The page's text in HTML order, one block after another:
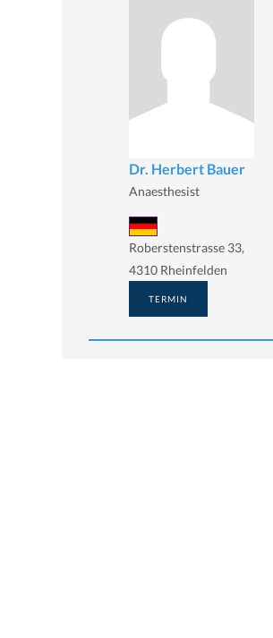
Dr. Herbert Bauer
Anaesthesist
Roberstenstrasse 33,
4310 Rheinfelden
TERMIN